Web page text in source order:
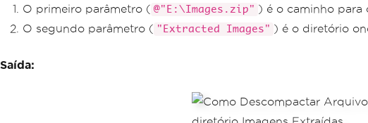
O primeiro parâmetro ( @"E:\Images.zip" ) é o caminho para
O segundo parâmetro ( "Extracted Images" ) é o diretório
Saída: